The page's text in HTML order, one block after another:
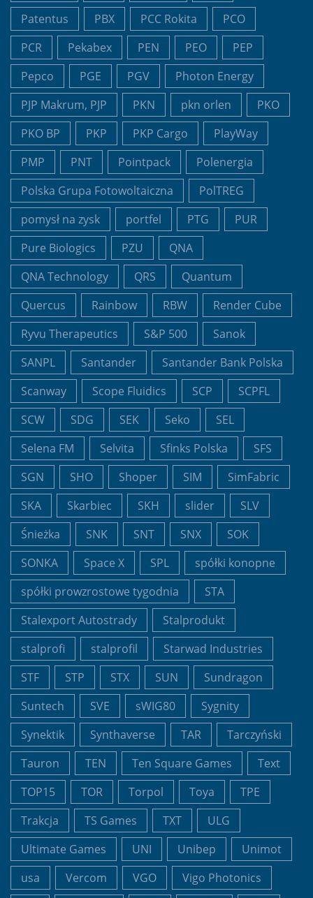
Patentus PBX PCC Rokita
PCO
PCR
Pekabex PEN PEO
PEP
Pepco
PGE PGV
Photon Energy
PJP Makrum, PJP
PKN pkn orlen
PKO
PKO BP
PKP PKP Cargo
PlayWay
PMP
PNT Pointpack
Polenergia
Polska Grupa Fotowoltaiczna
PolTREG
pomysł na zysk
portfel PTG
PUR
Pure Biologics
PZU
QNA
QNA Technology
QRS
Quantum
Quercus
Rainbow RBW
Render Cube
Ryvu Therapeutics
S&P 500
Sanok
SANPL
Santander
Santander Bank Polska
Scanway
Scope Fluidics SCP
SCPFL
SCW
SDG SEK Seko
SEL
Selena FM
Selvita Sfinks Polska
SFS
SGN
SHO Shoper SIM
SimFabric
SKA
Skarbiec SKH slider
SLV
Śnieżka
SNK SNT SNX
SOK
SONKA
Space X SPL
spółki konopne
spółki prowzrostowe tygodnia
STA
Stalexport Autostrady
Stalprodukt
stalprofi
stalprofil
Starwad Industries
STF
STP STX SUN
Sundragon
Suntech
SVE sWIG80
Sygnity
Synektik
Synthaverse TAR
Tarczyński
Tauron
TEN Ten Square Games
Text
TOP15
TOR Torpol Toya
TPE
Trakcja
TS Games TXT
ULG
Ultimate Games
UNI Unibep
Unimot
usa
Vercom VGO
Vigo Photonics